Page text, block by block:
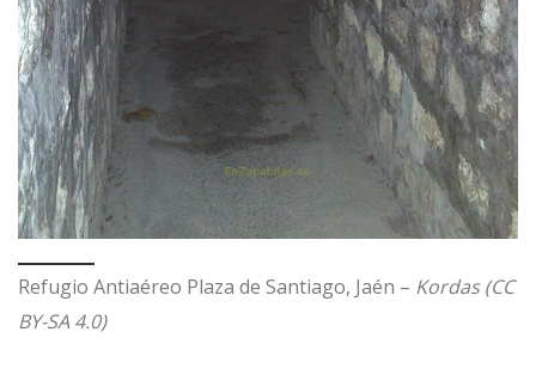
Refugio Antiaéreo Plaza de Santiago, Jaén – Kordas (CC
BY-SA 4.0)